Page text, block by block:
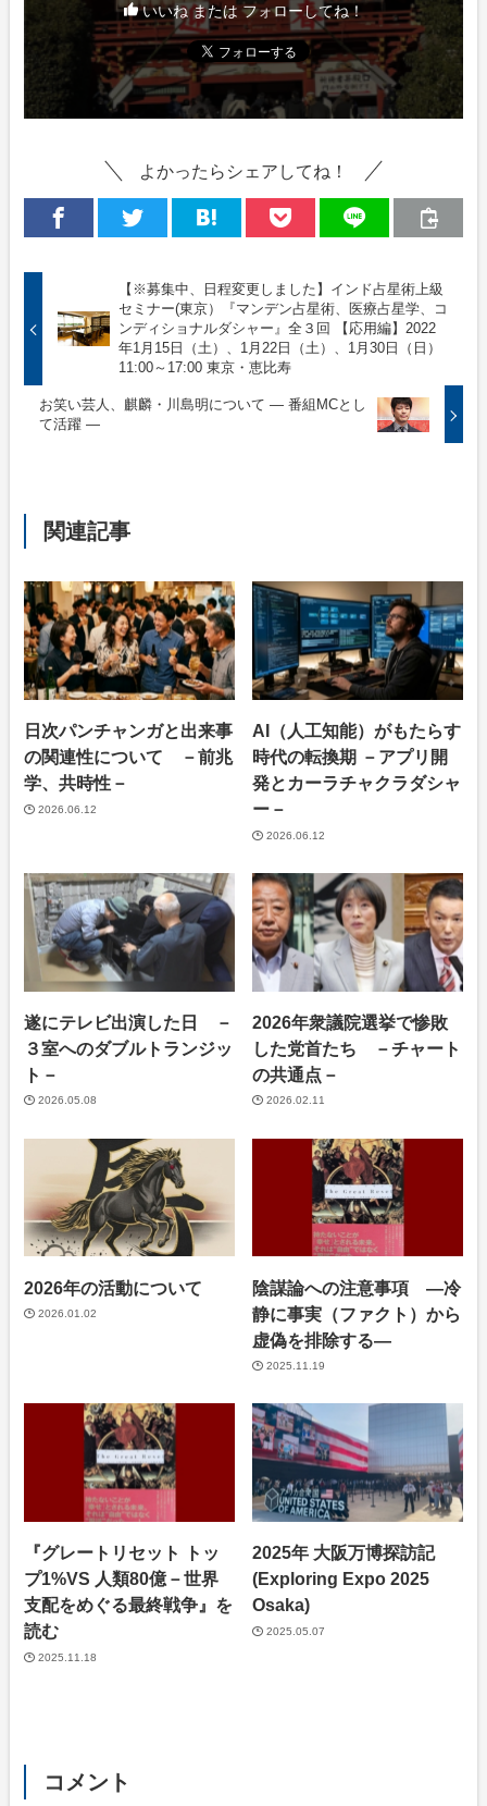
いいね または フォローしてね！
よかったらシェアしてね！
【※募集中、日程変更しました】インド占星術上級
セミナー(東京）『マンデン占星術、医療占星学、コ
ンディショナルダシャー』全３回 【応用編】2022
年1月15日（土）、1月22日（土）、1月30日（日）
11:00～17:00 東京・恵比寿
お笑い芸人、麒麟・川島明について ― 番組MCとし
て活躍 ―
関連記事
日次パンチャンガと出来事
の関連性について －前兆
学、共時性－
2026.06.12
AI（人工知能）がもたらす
時代の転換期 －アプリ開
発とカーラチャクラダシャ
ー－
2026.06.12
遂にテレビ出演した日 －
３室へのダブルトランジッ
ト－
2026.05.08
2026年衆議院選挙で惨敗
した党首たち －チャート
の共通点－
2026.02.11
2026年の活動について
2026.01.02
陰謀論への注意事項 ―冷
静に事実（ファクト）から
虚偽を排除する―
2025.11.19
『グレートリセット トッ
プ1%VS 人類80億－世界
支配をめぐる最終戦争』を
読む
2025.11.18
2025年 大阪万博探訪記
(Exploring Expo 2025
Osaka)
2025.05.07
コメント